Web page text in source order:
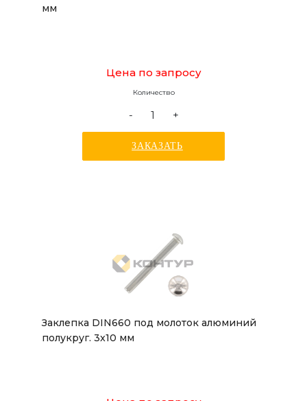
мм
Цена по запросу
Количество
- +
ЗАКАЗАТЬ
Заклепка DIN660 под молоток алюминий
полукруг. 3x10 мм